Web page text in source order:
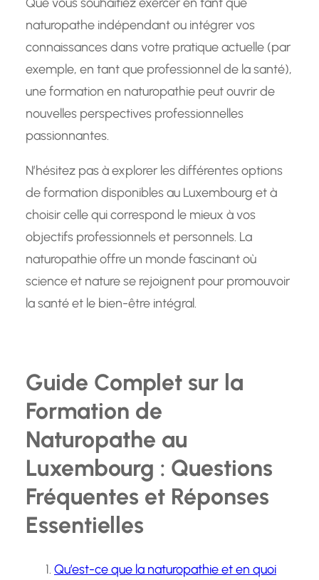
naturopathe indépendant ou intégrer vos
connaissances dans votre pratique actuelle (par
exemple, en tant que professionnel de la santé),
une formation en naturopathie peut ouvrir de
nouvelles perspectives professionnelles
passionnantes.
N’hésitez pas à explorer les différentes options
de formation disponibles au Luxembourg et à
choisir celle qui correspond le mieux à vos
objectifs professionnels et personnels. La
naturopathie offre un monde fascinant où
science et nature se rejoignent pour promouvoir
la santé et le bien-être intégral.
Guide Complet sur la
Formation de
Naturopathe au
Luxembourg : Questions
Fréquentes et Réponses
Essentielles
Qu’est-ce que la naturopathie et en quoi